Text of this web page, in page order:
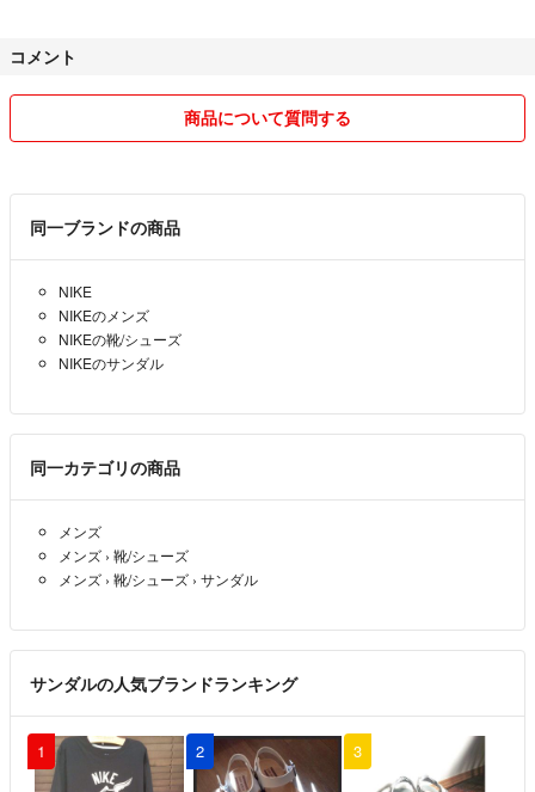
コメント
商品について質問する
同一ブランドの商品
NIKE
NIKEのメンズ
NIKEの靴/シューズ
NIKEのサンダル
同一カテゴリの商品
メンズ
メンズ › 靴/シューズ
メンズ › 靴/シューズ › サンダル
サンダルの人気ブランドランキング
1 2 3